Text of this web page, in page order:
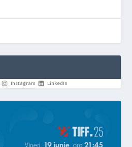
Instagram LinkedIn